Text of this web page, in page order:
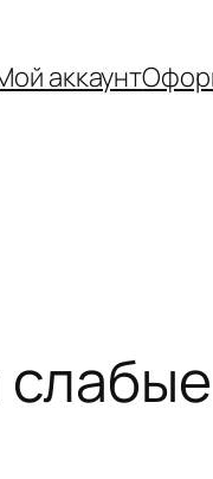
аккаунт